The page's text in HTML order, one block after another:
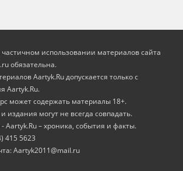
использовании материалов сайта
oбязательна.
Aartyk.Ru допускается только с
Aartyk.Ru.
может содержать материалы 18+.
издания могут не всегда совпадать.
Aartyk.Ru – хроника, события и факты.
415 5623
Aartyk2011@mail.ru